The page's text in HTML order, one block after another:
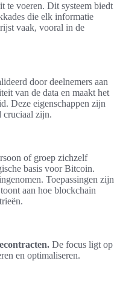
te voeren. Dit systeem biedt
die elk informatie
vaak, vooral in de
door deelnemers aan
van de data en maakt het
Deze eigenschappen zijn
cruciaal zijn.
of groep zichzelf
basis voor Bitcoin.
Toepassingen zijn
aan hoe blockchain
De focus ligt op
en optimaliseren.